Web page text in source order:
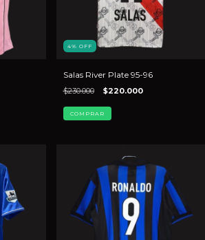
4% OFF
Salas River Plate 95-96
$230.000 $220.000
COMPRAR